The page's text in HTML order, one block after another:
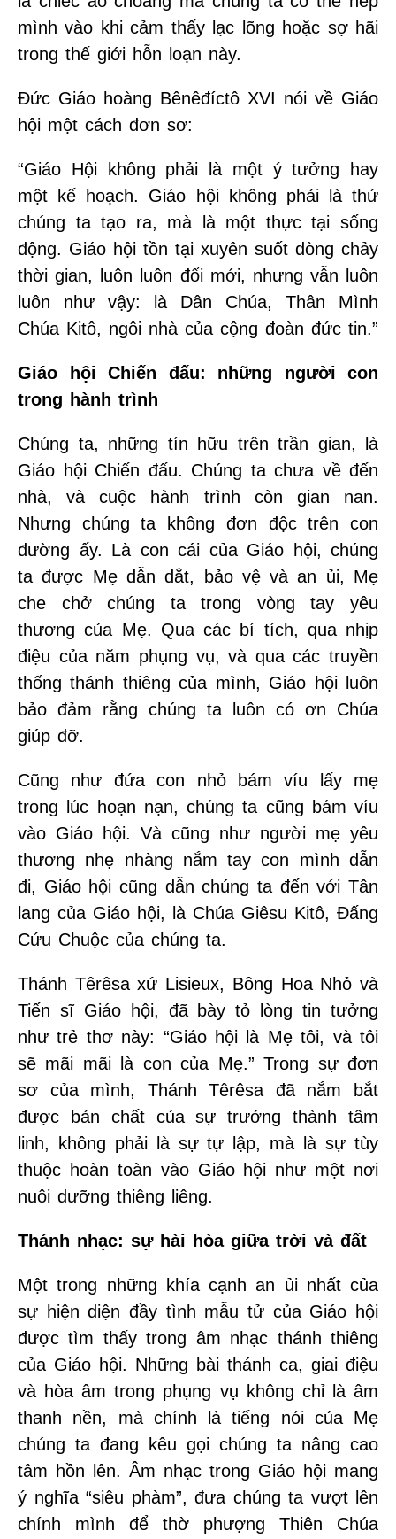
mình vào khi cảm thấy lạc lõng hoặc sợ hãi
trong thế giới hỗn loạn này.
Đức Giáo hoàng Bênêđíctô XVI nói về Giáo
hội một cách đơn sơ:
“Giáo Hội không phải là một ý tưởng hay
một kế hoạch. Giáo hội không phải là thứ
chúng ta tạo ra, mà là một thực tại sống
động. Giáo hội tồn tại xuyên suốt dòng chảy
thời gian, luôn luôn đổi mới, nhưng vẫn luôn
luôn như vậy: là Dân Chúa, Thân Mình
Chúa Kitô, ngôi nhà của cộng đoàn đức tin.”
Giáo hội Chiến đấu: những người con
trong hành trình
Chúng ta, những tín hữu trên trần gian, là
Giáo hội Chiến đấu. Chúng ta chưa về đến
nhà, và cuộc hành trình còn gian nan.
Nhưng chúng ta không đơn độc trên con
đường ấy. Là con cái của Giáo hội, chúng
ta được Mẹ dẫn dắt, bảo vệ và an ủi, Mẹ
che chở chúng ta trong vòng tay yêu
thương của Mẹ. Qua các bí tích, qua nhịp
điệu của năm phụng vụ, và qua các truyền
thống thánh thiêng của mình, Giáo hội luôn
bảo đảm rằng chúng ta luôn có ơn Chúa
giúp đỡ.
Cũng như đứa con nhỏ bám víu lấy mẹ
trong lúc hoạn nạn, chúng ta cũng bám víu
vào Giáo hội. Và cũng như người mẹ yêu
thương nhẹ nhàng nắm tay con mình dẫn
đi, Giáo hội cũng dẫn chúng ta đến với Tân
lang của Giáo hội, là Chúa Giêsu Kitô, Đấng
Cứu Chuộc của chúng ta.
Thánh Têrêsa xứ Lisieux, Bông Hoa Nhỏ và
Tiến sĩ Giáo hội, đã bày tỏ lòng tin tưởng
như trẻ thơ này: “Giáo hội là Mẹ tôi, và tôi
sẽ mãi mãi là con của Mẹ.” Trong sự đơn
sơ của mình, Thánh Têrêsa đã nắm bắt
được bản chất của sự trưởng thành tâm
linh, không phải là sự tự lập, mà là sự tùy
thuộc hoàn toàn vào Giáo hội như một nơi
nuôi dưỡng thiêng liêng.
Thánh nhạc: sự hài hòa giữa trời và đất
Một trong những khía cạnh an ủi nhất của
sự hiện diện đầy tình mẫu tử của Giáo hội
được tìm thấy trong âm nhạc thánh thiêng
của Giáo hội. Những bài thánh ca, giai điệu
và hòa âm trong phụng vụ không chỉ là âm
thanh nền, mà chính là tiếng nói của Mẹ
chúng ta đang kêu gọi chúng ta nâng cao
tâm hồn lên. Âm nhạc trong Giáo hội mang
ý nghĩa “siêu phàm”, đưa chúng ta vượt lên
chính mình để thờ phượng Thiên Chúa